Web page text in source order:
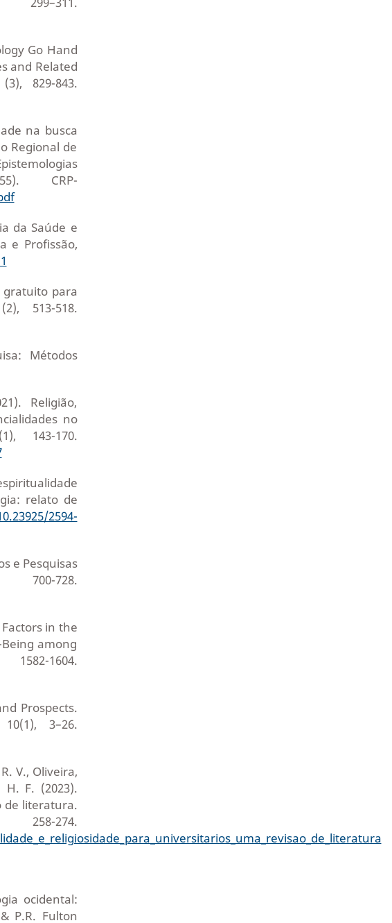
Go Hand
and Related
829-843.
na busca
Regional de
CRP-
da Saúde e
e Profissão,
gratuito para
513-518.
Métodos
Religião,
no
143-170.
relato de
2594-
e Pesquisas
728.
in the
among
1604.
Prospects.
3–26.
V., Oliveira,
H. F. (2023).
de literatura.
274.
ocidental:
P.R. Fulton